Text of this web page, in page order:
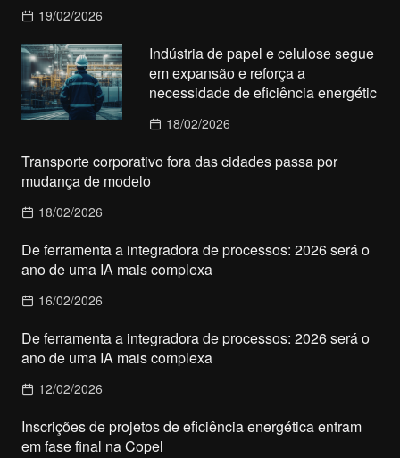
19/02/2026
Indústria de papel e celulose segue
em expansão e reforça a
necessidade de eficiência energétic
18/02/2026
Transporte corporativo fora das cidades passa por
mudança de modelo
18/02/2026
De ferramenta a integradora de processos: 2026 será o
ano de uma IA mais complexa
16/02/2026
De ferramenta a integradora de processos: 2026 será o
ano de uma IA mais complexa
12/02/2026
Inscrições de projetos de eficiência energética entram
em fase final na Copel